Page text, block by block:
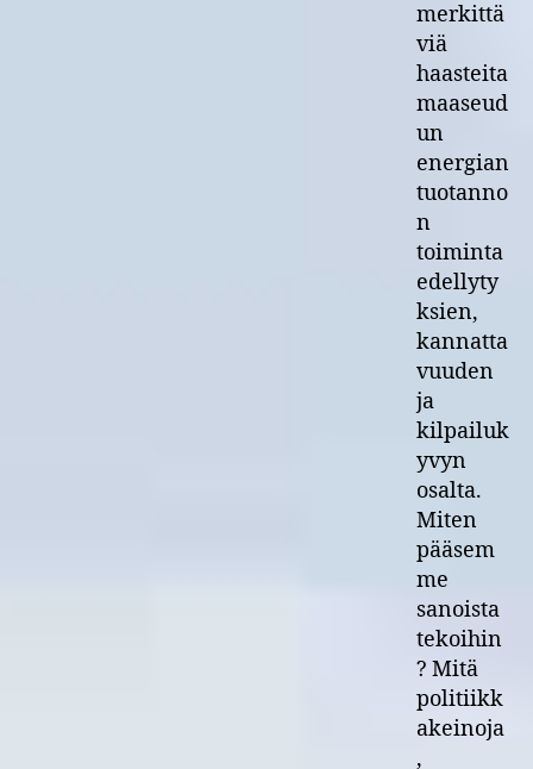
merkittä
viä
haasteita
maaseud
un
energian
tuotanno
n
toiminta
edellyty
ksien,
kannatta
vuuden
ja
kilpailuk
yvyn
osalta.
Miten
pääsem
me
sanoista
tekoihin
? Mitä
politiikk
akeinoja
,